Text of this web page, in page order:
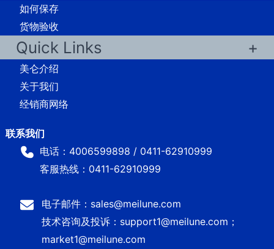
如何保存
货物验收
Quick Links
美仑介绍
关于我们
经销商网络
电话：4006599898 / 0411-62910999
客服热线：0411-62910999
电子邮件：sales@meilune.com
技术咨询及投诉：support1@meilune.com；
market1@meilune.com